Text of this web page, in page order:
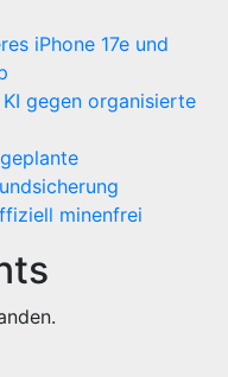
iPhone 17e und
gegen organisierte
minenfrei